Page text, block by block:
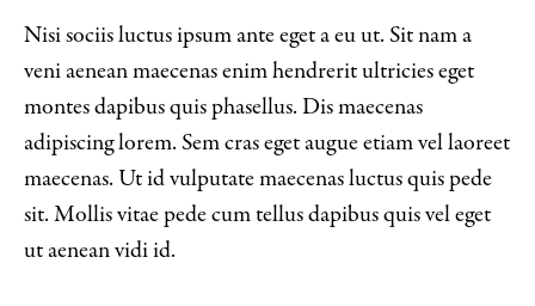
Nisi sociis luctus ipsum ante eget a eu ut. Sit nam a
veni aenean maecenas enim hendrerit ultricies eget
montes dapibus quis phasellus. Dis maecenas
adipiscing lorem. Sem cras eget augue etiam vel laoreet
maecenas. Ut id vulputate maecenas luctus quis pede
sit. Mollis vitae pede cum tellus dapibus quis vel eget
ut aenean vidi id.